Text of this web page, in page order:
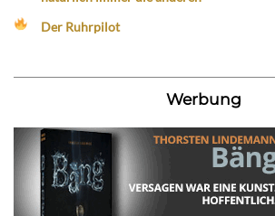
Der Ruhrpilot
Werbung